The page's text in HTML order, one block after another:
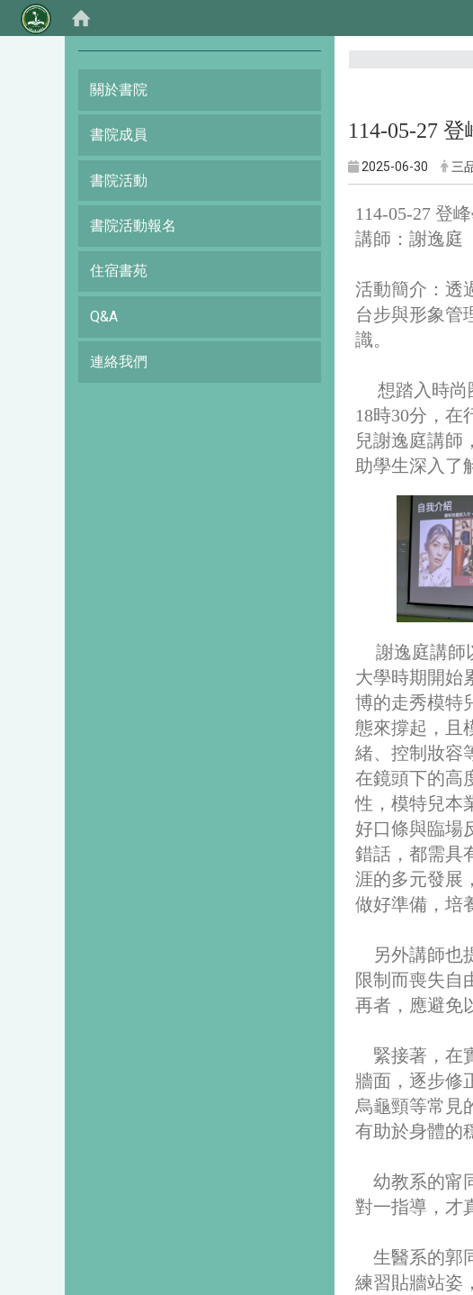
關於書院
書院成員
書院活動
書院活動報名
住宿書苑
Q&A
連絡我們
114-05-27
2025-06-30 三
114-05-27 登
講師：謝逸庭
活動簡介：透
台步與形象管
識。
想踏入時尚
18時30分，
兒謝逸庭講師
助學生深入了
謝逸庭講師
大學時期開始
博的走秀模特
態來撐起，且
緒、控制妝容
在鏡頭下的高
性，模特兒本
好口條與臨場
錯話，都需具
涯的多元發展
做好準備，培
另外講師也
限制而喪失自
再者，應避免
緊接著，在
牆面，逐步修
烏龜頸等常見
有助於身體的
幼教系的甯
對一指導，才
生醫系的郭
練習貼牆站姿